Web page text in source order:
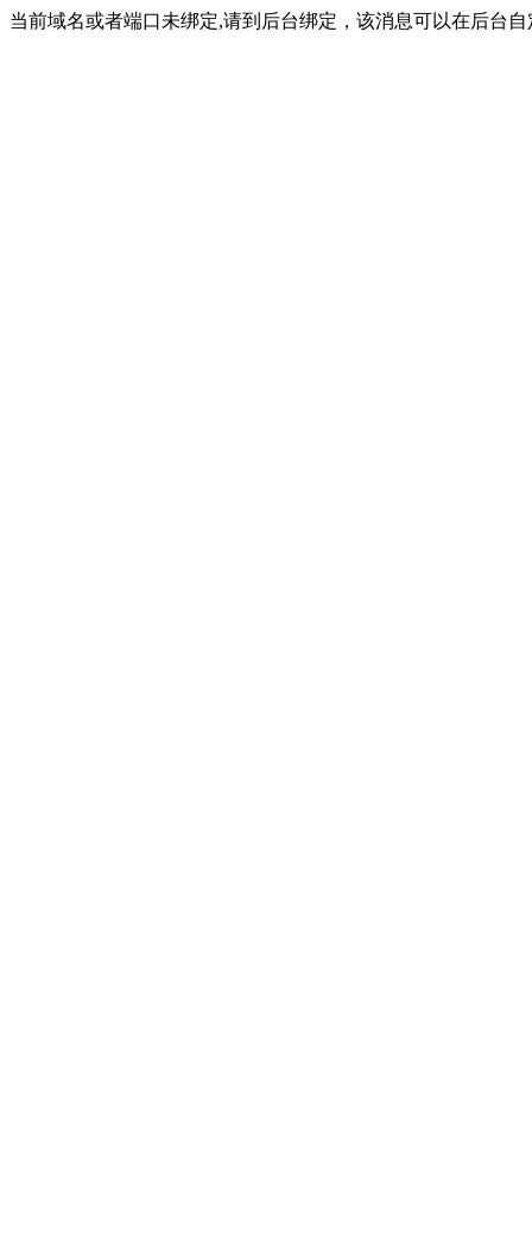
当前域名或者端口未绑定,请到后台绑定，该消息可以在后台自